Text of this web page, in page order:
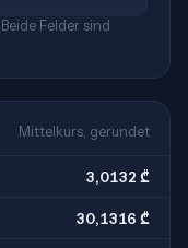
Felder sind
Mittelkurs, gerundet
3,0132 ₾
30,1316 ₾